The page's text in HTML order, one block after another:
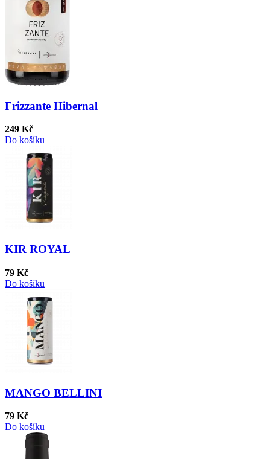
Frizzante Hibernal
249 Kč
Do košíku
KIR ROYAL
79 Kč
Do košíku
MANGO BELLINI
79 Kč
Do košíku